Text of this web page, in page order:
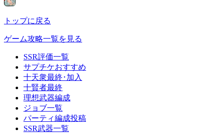
トップに戻る
ゲーム攻略一覧を見る
SSR評価一覧
サプチケおすすめ
十天衆最終･加入
十賢者最終
理想武器編成
ジョブ一覧
パーティ編成投稿
SSR武器一覧